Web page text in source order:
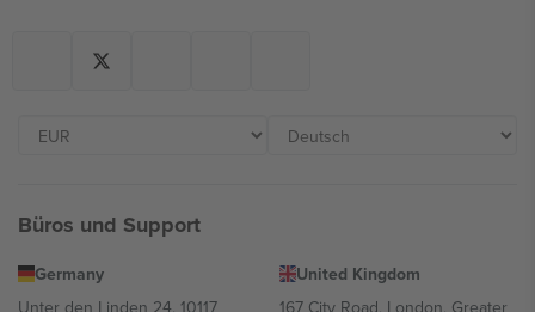
Büros und Support
Germany
Unter den Linden 24, 10117
United Kingdom
167 City Road, London, Greater